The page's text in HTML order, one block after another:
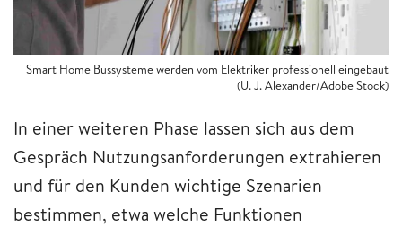
Smart Home Bussysteme werden vom Elektriker professionell eingebaut
(U. J. Alexander/Adobe Stock)
In einer weiteren Phase lassen sich aus dem
Gespräch Nutzungsanforderungen extrahieren
und für den Kunden wichtige Szenarien
bestimmen, etwa welche Funktionen